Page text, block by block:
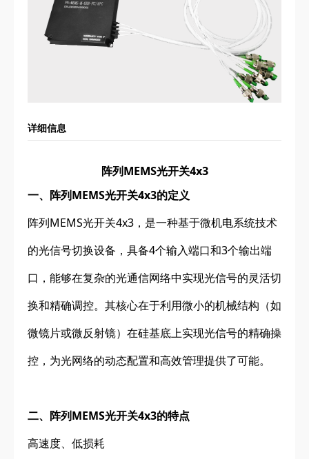
详细信息
阵列MEMS光开关4x3
一、阵列MEMS光开关4x3的定义
阵列MEMS光开关4x3，是一种基于微机电系统技术
的光信号切换设备，具备4个输入端口和3个输出端
口，能够在复杂的光通信网络中实现光信号的灵活切
换和精确调控。其核心在于利用微小的机械结构（如
微镜片或微反射镜）在硅基底上实现光信号的精确操
控，为光网络的动态配置和高效管理提供了可能。
二、阵列MEMS光开关4x3的特点
高速度、低损耗